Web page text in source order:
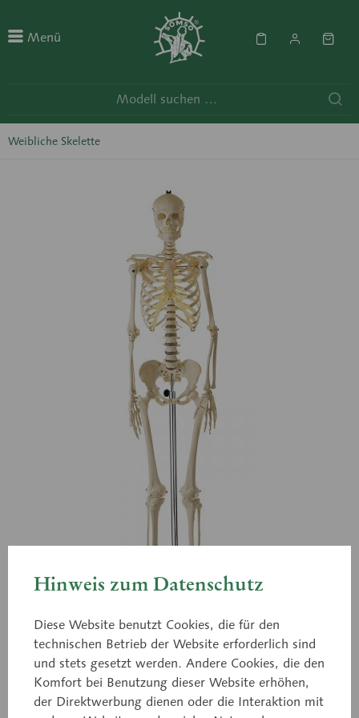
Menü
Weibliche Skelette
QS 10/7
Hinweis zum Datenschutz
Diese Website benutzt Cookies, die für den
technischen Betrieb der Website erforderlich sind
und stets gesetzt werden. Andere Cookies, die den
Komfort bei Benutzung dieser Website erhöhen,
der Direktwerbung dienen oder die Interaktion mit